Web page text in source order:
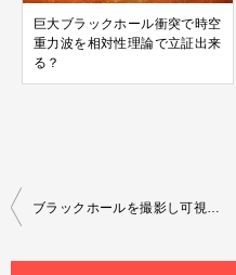
巨大ブラックホール衝突で時空
重力波を相対性理論で立証出来
る？
投
ブラックホールを撮影し可視化した星図を作成したら驚愕の事実が判明